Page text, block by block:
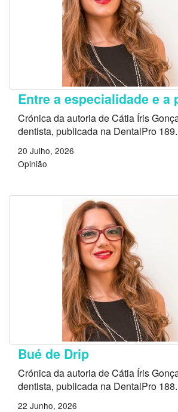
Entre a especialidade e a
Crónica da autoria de Cátia Íris
dentista, publicada na DentalPro 189.
20 Julho, 2026
Opinião
Bué de Drip
Crónica da autoria de Cátia Íris
dentista, publicada na DentalPro 188.
22 Junho, 2026